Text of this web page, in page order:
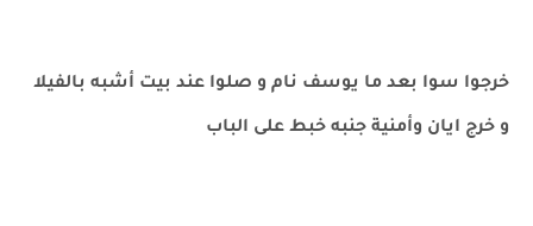
خرجوا سوا بعد ما يوسف نام و صلوا عند بيت أشبه بالفيلا
و خرج ايان وأمنية جنبه خبط على الباب